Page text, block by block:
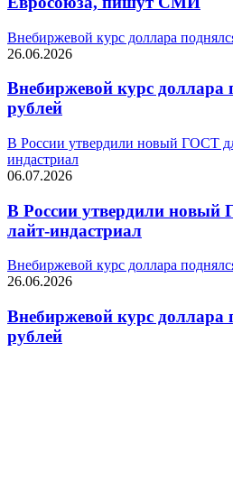
Внебиржевой курс доллара
26.06.2026
Внебиржевой курс доллара
рублей
В России утвердили новый ГОСТ
индастриал
06.07.2026
В России утвердили новый
лайт-индастриал
Внебиржевой курс доллара
26.06.2026
Внебиржевой курс доллара
рублей